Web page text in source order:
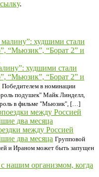
.
худшими стали
“Мьюзик”, “Борат 2” и
Победителем в номинации
подушек" Майк Линделл,
роль в фильме "Мьюзик", […]
между Россией
два месяца Групповой
и Ираном может быть запущен